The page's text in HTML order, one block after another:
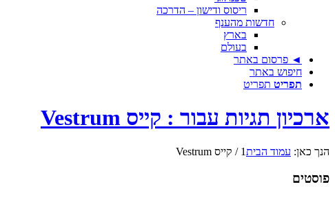
ריסוס ודישון – הדרכה
חדשות מהענף
בארץ
בעולם
◄ פרסום באתר
חיפוש באתר
תפריט תפריט
ארכיון תגיות עבור : קייס Vestrum
הנך כאן: עמוד הבית1
/ קייס Vestrum
פוסטים